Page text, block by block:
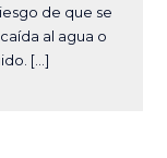
de que se
al agua o
[…]